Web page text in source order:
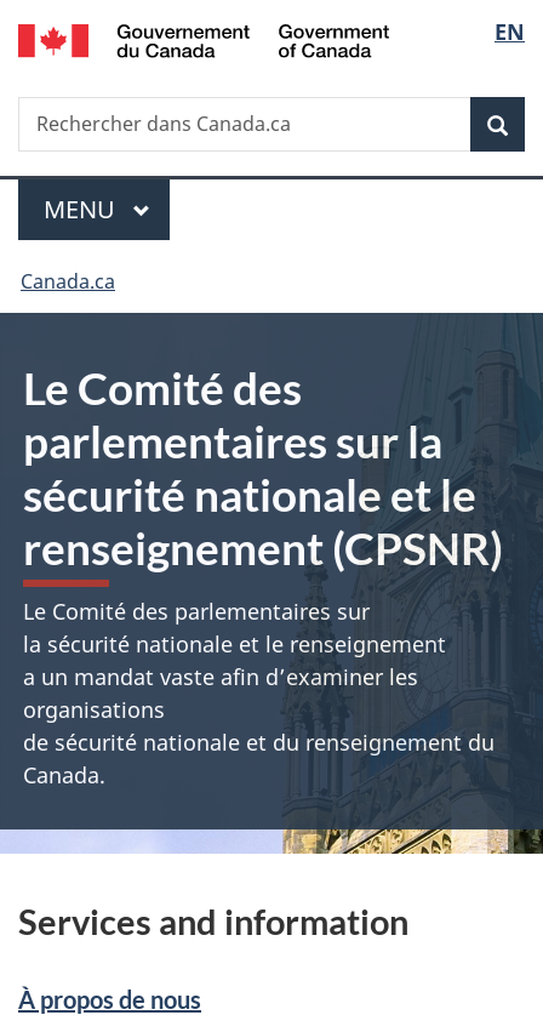
Passer
au
principal
Passer
à
Au
du
Passer
à
version
simplifiée
de
la
EN
Recherche
Rechercher
dans
Menu
MENU PRINCIPAL
Vous
êtes
ici :
Canada.ca
Le Comité des
parlementaires sur la
sécurité nationale et le
renseignement (CPSNR)
Le Comité des parlementaires sur
la sécurité nationale et le renseignement
a un mandat vaste afin d’examiner les
organisations
de sécurité nationale et du renseignement du
Canada.
Services and information
À propos de nous